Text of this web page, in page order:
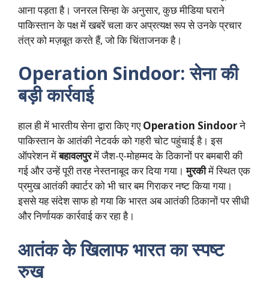
आना पड़ता है। जनरल सिन्हा के अनुसार, कुछ मीडिया घराने
पाकिस्तान के पक्ष में खबरें चला कर अप्रत्यक्ष रूप से उनके प्रचार
तंत्र को मज़बूत करते हैं, जो कि चिंताजनक है।
Operation Sindoor: सेना की
बड़ी कार्रवाई
हाल ही में भारतीय सेना द्वारा किए गएOperation Sindoorने
पाकिस्तान के आतंकी नेटवर्क को गहरी चोट पहुंचाई है। इस
ऑपरेशन मेंबहावलपुरमें जैश-ए-मोहम्मद के ठिकानों पर बमबारी की
गई और उन्हें पूरी तरह नेस्तनाबूद कर दिया गया।मुरकीमें स्थित एक
प्रमुख आतंकी क्वार्टर को भी चार बम गिराकर नष्ट किया गया।
इससे यह संदेश साफ हो गया कि भारत अब आतंकी ठिकानों पर सीधी
और निर्णायक कार्रवाई कर रहा है।
आतंक के खिलाफ भारत का स्पष्ट
रुख